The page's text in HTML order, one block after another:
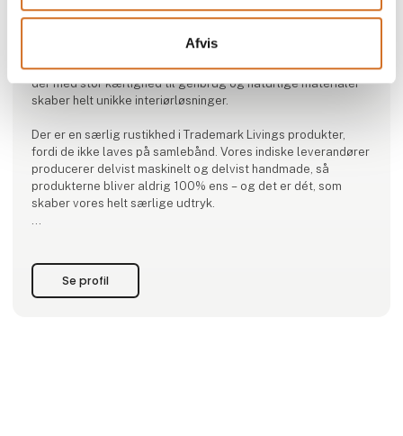
Afvis
Produktet er tilføjet af:
Trademark Living er en dansk møbel- og interiørvirksomhed,
der med stor kærlighed til genbrug og naturlige materialer
skaber helt unikke interiørløsninger.
Der er en særlig rustikhed i Trademark Livings produkter,
fordi de ikke laves på samlebånd. Vores indiske leverandører
producerer delvist maskinelt og delvist handmade, så
produkterne bliver aldrig 100% ens – og det er dét, som
skaber vores helt særlige udtryk.
Måske skaber det forhindringer undervejs, men det skab
Se profil